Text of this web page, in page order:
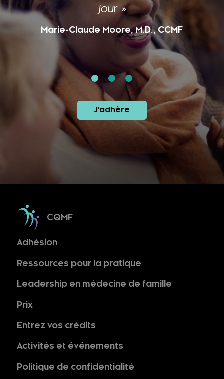
jour
Marie-Claude Moore, M.D., CCMF
J'adhère
CQMF
Adhésion
Ressources pour la pratique
Leadership en médecine de famille
Prix
Entrez vos crédits
Activités et événements
Politique de confidentialité